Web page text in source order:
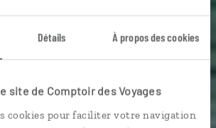
Détails À propos des cookies
site de Comptoir des Voyages
cookies pour faciliter votre navigation
et